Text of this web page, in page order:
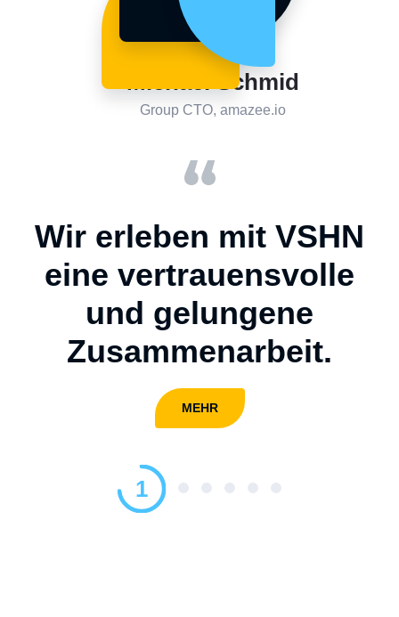
Michael Schmid
Group CTO, amazee.io
Wir erleben mit VSHN
eine vertrauensvolle
und gelungene
Zusammenarbeit.
MEHR
1
Michael Schmid
Group CTO, amazee.io
Wir erleben mit VSHN
eine vertrauensvolle
und gelungene
Zusammenarbeit.
MEHR
1